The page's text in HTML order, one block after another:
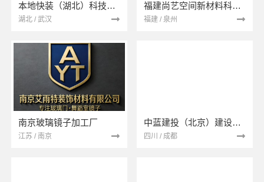
本地快装（湖北）科技有限公司
湖北 / 武汉
福建尚艺空间新材料科技有限公司
福建 / 泉州
南京玻璃镜子加工厂
江苏 / 南京
中蓝建投（北京）建设有限公司四川第一分公司
四川 / 成都